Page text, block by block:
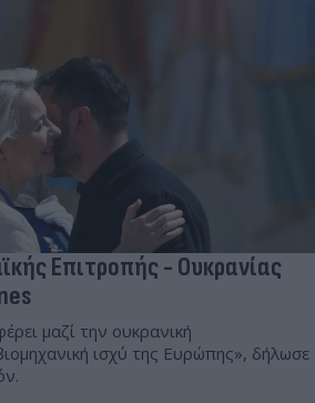
Επιτροπής - Ουκρανίας
μαζί την ουκρανική
ισχύ της Ευρώπης», δήλωσε